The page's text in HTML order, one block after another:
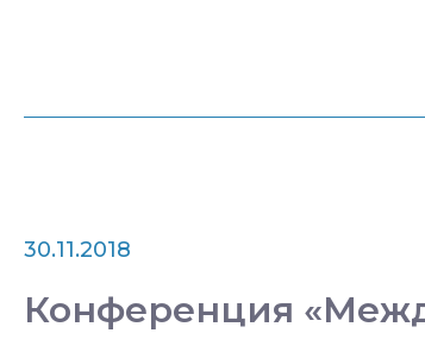
30.11.2018
Конференция